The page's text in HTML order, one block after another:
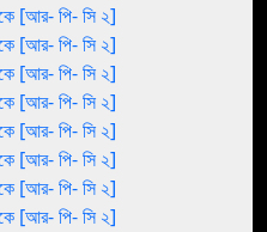
[আর- পি- সি ২]
[আর- পি- সি ২]
[আর- পি- সি ২]
[আর- পি- সি ২]
[আর- পি- সি ২]
[আর- পি- সি ২]
[আর- পি- সি ২]
[আর- পি- সি ২]